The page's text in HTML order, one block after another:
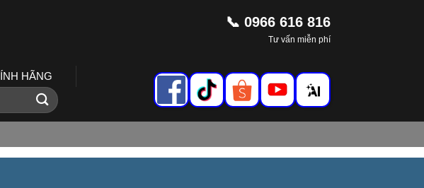
📞 0966 616 816
Tư vấn miễn phí
HÃNG